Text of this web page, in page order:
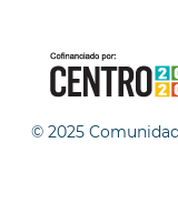
© 2025